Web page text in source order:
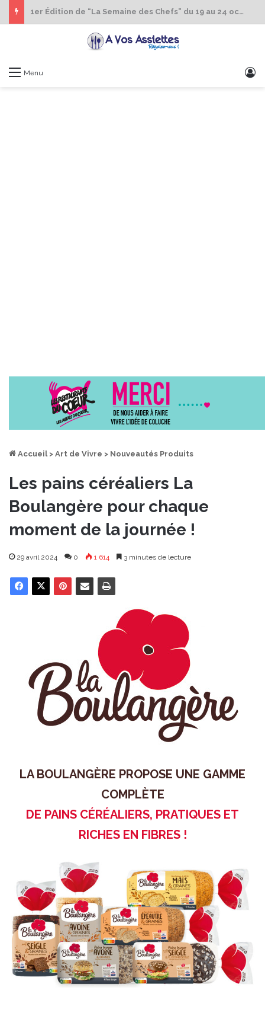
1er Édition de “La Semaine des Chefs” du 19 au 24 octobre 2026
Menu
Accueil > Art de Vivre > Nouveautés Produits
Les pains céréaliers La
Boulangère pour chaque
moment de la journée !
29 avril 2024 0 1 614 3 minutes de lecture
LA BOULANGÈRE PROPOSE UNE GAMME
COMPLÈTE
DE PAINS CÉRÉALIERS, PRATIQUES ET
RICHES EN FIBRES !